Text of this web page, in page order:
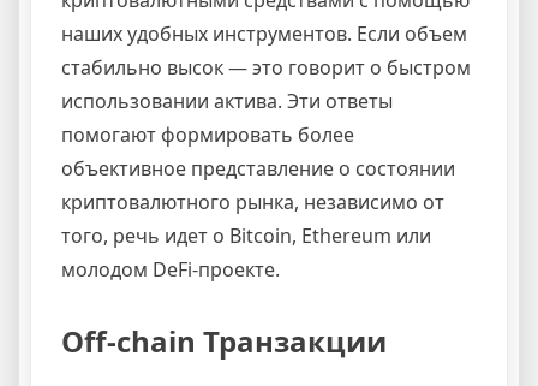
наших удобных инструментов. Если объем
стабильно высок — это говорит о быстром
использовании актива. Эти ответы
помогают формировать более
объективное представление о состоянии
криптовалютного рынка, независимо от
того, речь идет о Bitcoin, Ethereum или
молодом DeFi-проекте.
Off-chain Транзакции